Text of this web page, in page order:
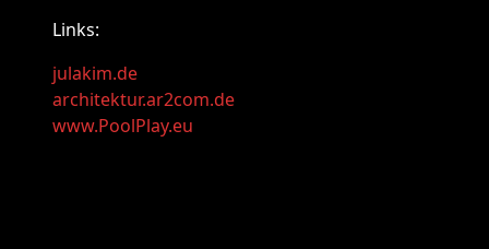
Links:
julakim.de
architektur.ar2com.de
www.PoolPlay.eu